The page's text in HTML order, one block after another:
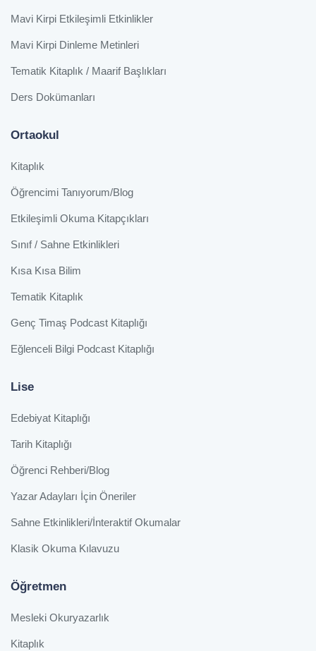
Mavi Kirpi Etkileşimli Etkinlikler
Mavi Kirpi Dinleme Metinleri
Tematik Kitaplık / Maarif Başlıkları
Ders Dokümanları
Ortaokul
Kitaplık
Öğrencimi Tanıyorum/Blog
Etkileşimli Okuma Kitapçıkları
Sınıf / Sahne Etkinlikleri
Kısa Kısa Bilim
Tematik Kitaplık
Genç Timaş Podcast Kitaplığı
Eğlenceli Bilgi Podcast Kitaplığı
Lise
Edebiyat Kitaplığı
Tarih Kitaplığı
Öğrenci Rehberi/Blog
Yazar Adayları İçin Öneriler
Sahne Etkinlikleri/İnteraktif Okumalar
Klasik Okuma Kılavuzu
Öğretmen
Mesleki Okuryazarlık
Kitaplık